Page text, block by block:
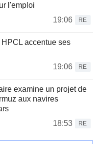
l'emploi
19:06
RE
accentue ses
19:06
RE
examine un projet de
aux navires
18:53
RE